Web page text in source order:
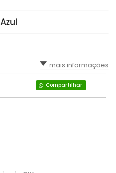
mais informações
Compartilhar